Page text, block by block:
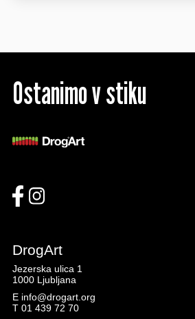
Ostanimo v stiku
DrogArt
Jezerska ulica 1
1000 Ljubljana
E info@drogart.org
T 01 439 72 70